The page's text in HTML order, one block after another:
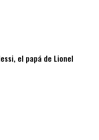
el papá de Lionel